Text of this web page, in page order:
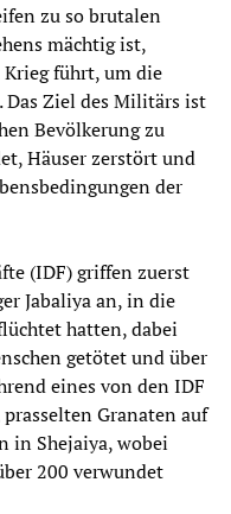
zu so brutalen
mächtig ist,
führt, um die
Ziel des Militärs ist
Bevölkerung zu
Häuser zerstört und
der
(IDF) griffen zuerst
Jabaliya an, in die
hatten, dabei
getötet und über
eines von den IDF
Granaten auf
in Shejaiya, wobei
200 verwundet